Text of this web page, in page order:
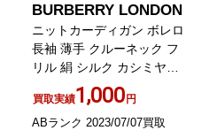
BURBERRY LONDON
ニットカーディガン ボレロ
長袖 薄手 クルーネック フ
リル 絹 シルク カシミヤ混
チェック切替 5 XS S 紫 パ
ープル
買取実績1,000円
ABランク 2023/07/07買取